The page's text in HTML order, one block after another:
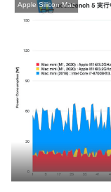
Apple Silicon Mac